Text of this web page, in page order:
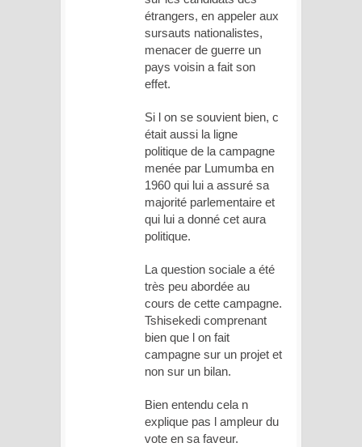
étrangers, en appeler aux
sursauts nationalistes,
menacer de guerre un
pays voisin a fait son
effet.
Si l on se souvient bien, c
était aussi la ligne
politique de la campagne
menée par Lumumba en
1960 qui lui a assuré sa
majorité parlementaire et
qui lui a donné cet aura
politique.
La question sociale a été
très peu abordée au
cours de cette campagne.
Tshisekedi comprenant
bien que l on fait
campagne sur un projet et
non sur un bilan.
Bien entendu cela n
explique pas l ampleur du
vote en sa faveur.